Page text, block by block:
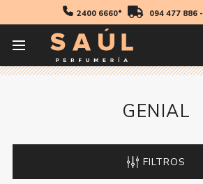
2400 6660* 094 477 886-
Inicio
GENIAL
FILTROS